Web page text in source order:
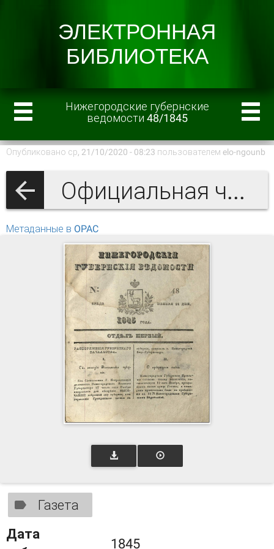
Нижегородские губернские
ведомости 48/1845
Опубликовано ср, 21/10/2020 - 08:23 пользователем elo-ngounb
Официальная часть
Метаданные в OPAC
Газета
Дата
1845